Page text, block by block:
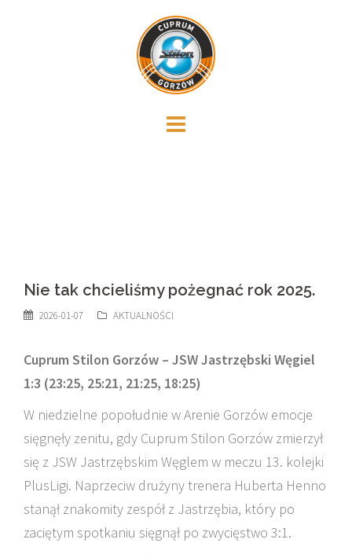
Nie tak chcieliśmy pożegnać rok 2025.
2026-01-07 AKTUALNOŚCI
Cuprum Stilon Gorzów – JSW Jastrzębski Węgiel
1:3 (23:25, 25:21, 21:25, 18:25)
W niedzielne popołudnie w Arenie Gorzów emocje
sięgnęły zenitu, gdy Cuprum Stilon Gorzów zmierzył
się z JSW Jastrzębskim Węglem w meczu 13. kolejki
PlusLigi. Naprzeciw drużyny trenera Huberta Henno
stanął znakomity zespół z Jastrzębia, który po
zaciętym spotkaniu sięgnął po zwycięstwo 3:1.